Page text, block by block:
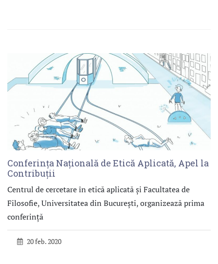
Conferința Națională de Etică Aplicată, Apel la
Contribuții
Centrul de cercetare în etică aplicată și Facultatea de
Filosofie, Universitatea din București, organizează prima
conferință
20 feb. 2020